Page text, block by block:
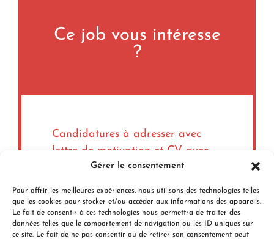
Gérer le consentement
Pour offrir les meilleures expériences, nous utilisons des technologies telles
que les cookies pour stocker et/ou accéder aux informations des appareils.
Le fait de consentir à ces technologies nous permettra de traiter des
données telles que le comportement de navigation ou les ID uniques sur
ce site. Le fait de ne pas consentir ou de retirer son consentement peut
Ce job vous intéresse
?
Candidatures à adresser avec
lettre de motivation et CV avec
– par email :
direction.generale@carf.fr
– ou par courrier :